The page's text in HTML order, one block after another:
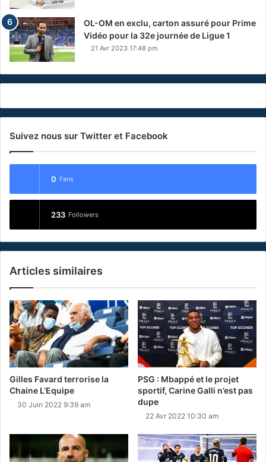
OL-OM en exclu, carton assuré pour Prime
Vidéo pour la 32e journée de Ligue 1
21 Avr 2023 17:48 pm
Suivez nous sur Twitter et Facebook
0 Fans
233 Followers
Articles similaires
Gilles Favard terrorise la
Chaine L’Equipe
30 Juin 2022 9:39 am
PSG : Mbappé et le projet
sportif, Carine Galli n’est pas
dupe
22 Avr 2022 10:30 am